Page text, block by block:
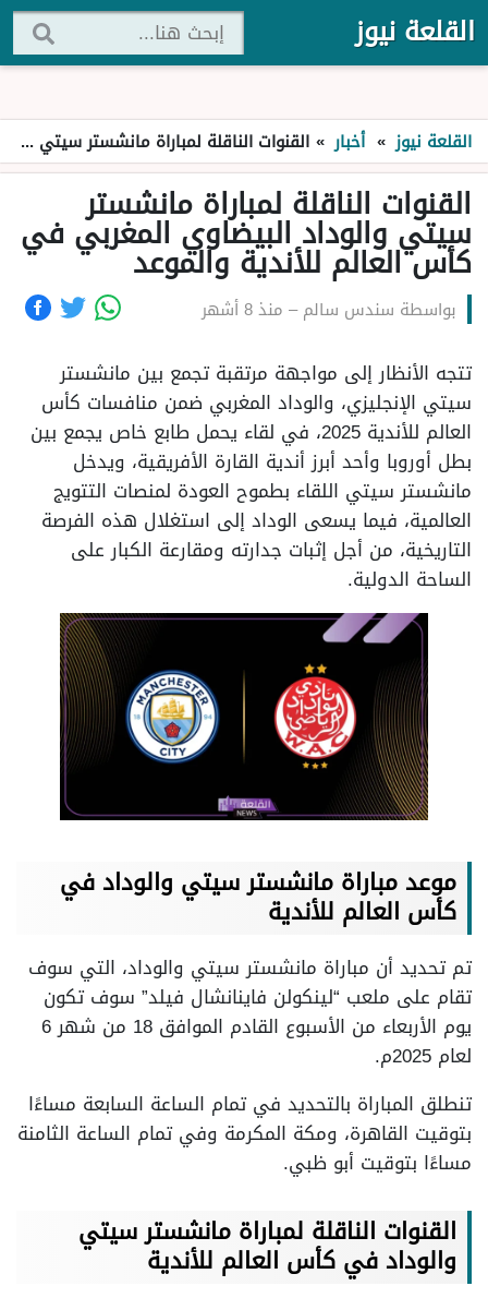
القلعة نيوز
القلعة نيوز » أخبار » القنوات الناقلة لمباراة مانشستر سيتي والوداد البيضاوي المغربي في كأس العالم للأندية والموعد
القنوات الناقلة لمباراة مانشستر
سيتي والوداد البيضاوي المغربي في
كأس العالم للأندية والموعد
بواسطة سندس سالم– منذ 8 أشهر
تتجه الأنظار إلى مواجهة مرتقبة تجمع بين مانشستر
سيتي الإنجليزي، والوداد المغربي ضمن منافسات كأس
العالم للأندية 2025، في لقاء يحمل طابع خاص يجمع بين
بطل أوروبا وأحد أبرز أندية القارة الأفريقية، ويدخل
مانشستر سيتي اللقاء بطموح العودة لمنصات التتويج
العالمية، فيما يسعى الوداد إلى استغلال هذه الفرصة
التاريخية، من أجل إثبات جدارته ومقارعة الكبار على
الساحة الدولية.
موعد مباراة مانشستر سيتي والوداد في
كأس العالم للأندية
تم تحديد أن مباراة مانشستر سيتي والوداد، التي سوف
تقام على ملعب “لينكولن فاينانشال فيلد” سوف تكون
يوم الأربعاء من الأسبوع القادم الموافق 18 من شهر 6
لعام 2025م.
تنطلق المباراة بالتحديد في تمام الساعة السابعة مساءًا
بتوقيت القاهرة، ومكة المكرمة وفي تمام الساعة الثامنة
مساءًا بتوقيت أبو ظبي.
القنوات الناقلة لمباراة مانشستر سيتي
والوداد في كأس العالم للأندية